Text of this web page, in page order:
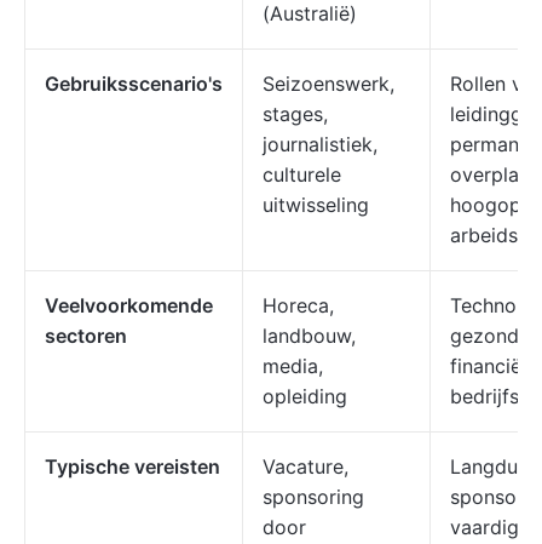
(Australië)
Gebruiksscenario's
Seizoenswerk,
stages,
journalistiek,
culturele
uitwisseling
Rollen
Veelvoorkomende
sectoren
Horeca,
landbouw,
media,
opleiding
financiën,
Typische vereisten
Vacature,
sponsoring
door